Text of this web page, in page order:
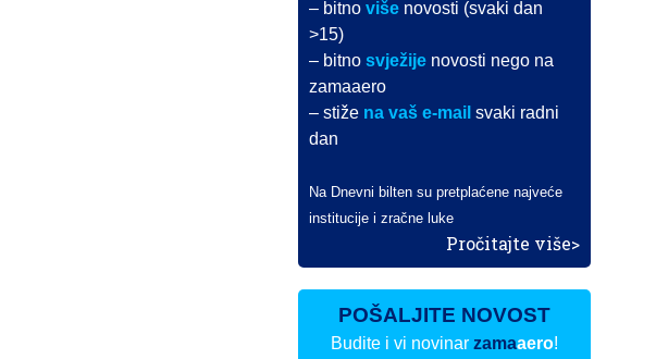
– bitnoviše novosti (svaki dan
>15)
– bitnosvježije novosti nego na
zamaaero
– stiže na vaš e-mail svaki radni
dan
Na Dnevni bilten su pretplaćene najveće
institucije i zračne luke
Pročitajte više>
POŠALJITE NOVOST
Budite i vi novinarzamaaero!